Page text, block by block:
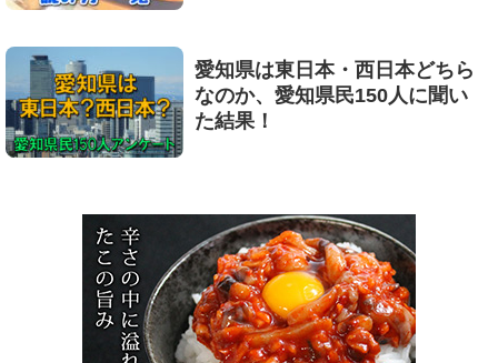
愛知県は東日本・西日本どちら
なのか、愛知県民150人に聞い
た結果！